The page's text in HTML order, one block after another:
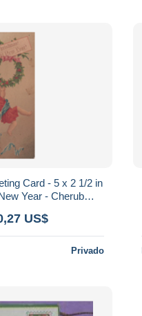
Card - 5 x 2 1/2 in
Year - Cherub
US$
Privado